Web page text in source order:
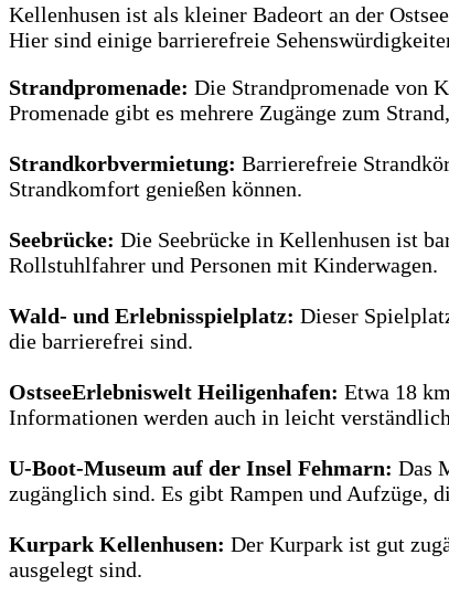
Kellenhusen ist als kleiner Badeort an der
Hier sind einige barrierefreie
Strandpromenade: Die Strandpromenade von
Promenade gibt es mehrere Zugänge zum
Strandkorbvermietung: Barrierefreie
Strandkomfort genießen können.
Seebrücke: Die Seebrücke in Kellenhusen ist
Rollstuhlfahrer und Personen mit Kinderwagen.
Wald- und Erlebnisspielplatz: Dieser
die barrierefrei sind.
OstseeErlebniswelt Heiligenhafen: Etwa 18
Informationen werden auch in leicht
U-Boot-Museum auf der Insel Fehmarn: Das
zugänglich sind. Es gibt Rampen und Aufzüge,
Kurpark Kellenhusen: Der Kurpark ist gut
ausgelegt sind.